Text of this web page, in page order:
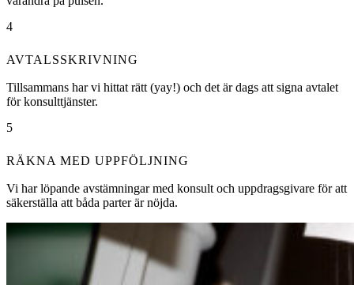
4
AVTALSSKRIVNING
Tillsammans har vi hittat rätt (yay!) och det är dags att signa avtalet
för konsulttjänster.
5
RÄKNA MED UPPFÖLJNING
Vi har löpande avstämningar med konsult och uppdragsgivare för att
säkerställa att båda parter är nöjda.